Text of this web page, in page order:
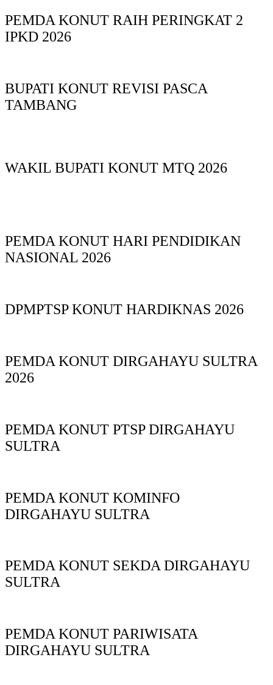
PEMDA KONUT RAIH PERINGKAT 2
IPKD 2026
BUPATI KONUT REVISI PASCA
TAMBANG
WAKIL BUPATI KONUT MTQ 2026
PEMDA KONUT HARI PENDIDIKAN
NASIONAL 2026
DPMPTSP KONUT HARDIKNAS 2026
PEMDA KONUT DIRGAHAYU SULTRA
2026
PEMDA KONUT PTSP DIRGAHAYU
SULTRA
PEMDA KONUT KOMINFO
DIRGAHAYU SULTRA
PEMDA KONUT SEKDA DIRGAHAYU
SULTRA
PEMDA KONUT PARIWISATA
DIRGAHAYU SULTRA